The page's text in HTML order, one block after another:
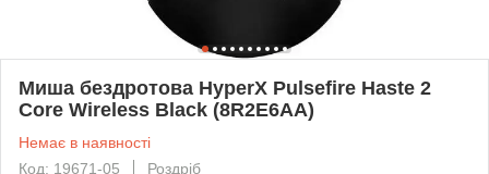
Миша бездротова HyperX Pulsefire Haste 2
Core Wireless Black (8R2E6AA)
Немає в наявності
Код: 19671-05
Роздріб